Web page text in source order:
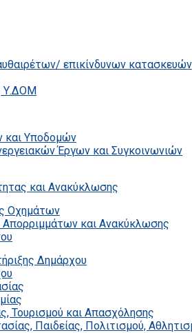
επικίνδυνων κατασκευών
Υ.ΔΟΜ
και Υποδομών
Έργων και Συγκοινωνιών
και Ανακύκλωσης
Οχημάτων
και Ανακύκλωσης
Δημάρχου
Τουρισμού και Απασχόλησης
Παιδείας, Πολιτισμού,